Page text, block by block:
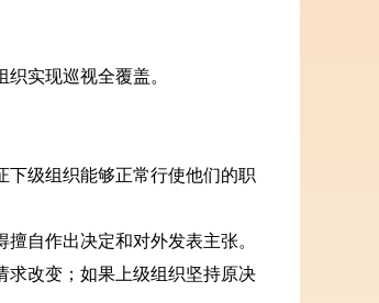
实现巡视全覆盖。
级组织能够正常行使他们的职
自作出决定和对外发表主张。
改变；如果上级组织坚持原决